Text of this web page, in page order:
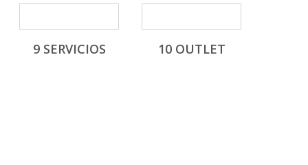
9 SERVICIOS 10 OUTLET